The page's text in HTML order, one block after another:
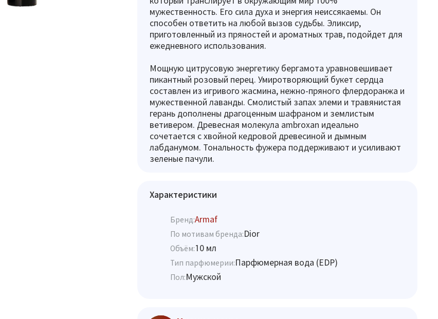
мужественность. Его сила духа и энергия неиссякаемы. Он
способен ответить на любой вызов судьбы. Эликсир,
приготовленный из пряностей и ароматных трав, подойдет для
ежедневного использования.
Мощную цитрусовую энергетику бергамота уравновешивает
пикантный розовый перец. Умиротворяющий букет сердца
составлен из игривого жасмина, нежно-пряного флердоранжа и
мужественной лаванды. Смолистый запах элеми и травянистая
герань дополнены драгоценным шафраном и землистым
ветивером. Древесная молекула ambroxan идеально
сочетается с хвойной кедровой древесиной и дымным
лабданумом. Тональность фужера поддерживают и усиливают
зеленые пачули.
Характеристики
Бренд:Armaf
По мотивам бренда:Dior
Объём:10 мл
Тип парфюмерии:Парфюмерная вода (EDP)
Пол:Мужской